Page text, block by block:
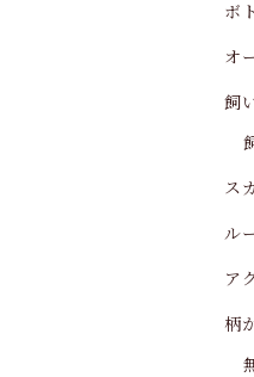
ボ
オ
飼
ス
ル
ア
柄